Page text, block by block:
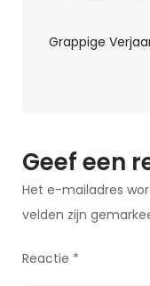
en
Ontspanning
Grappige
Geef een
Het e-mailadres
velden zijn
Reactie *